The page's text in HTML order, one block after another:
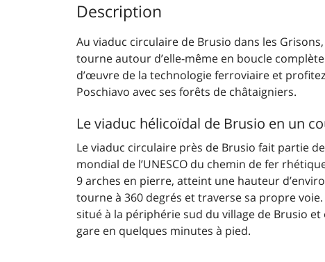
Description
Au viaduc circulaire de Brusio dans les
tourne autour d’elle-même en boucle
d’œuvre de la technologie ferroviaire et
Poschiavo avec ses forêts de châtaigniers.
Le viaduc hélicoïdal de Brusio en un
Le viaduc circulaire près de Brusio fait partie
mondial de l’UNESCO du chemin de fer
9 arches en pierre, atteint une hauteur
tourne à 360 degrés et traverse sa propre
situé à la périphérie sud du village de Brusio et
gare en quelques minutes à pied.